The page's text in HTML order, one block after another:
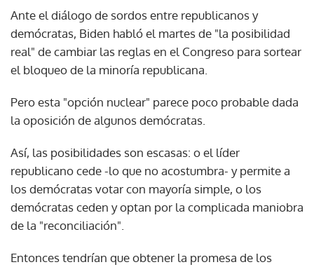
Ante el diálogo de sordos entre republicanos y
demócratas, Biden habló el martes de "la posibilidad
real" de cambiar las reglas en el Congreso para sortear
el bloqueo de la minoría republicana.
Pero esta "opción nuclear" parece poco probable dada
la oposición de algunos demócratas.
Así, las posibilidades son escasas: o el líder
republicano cede -lo que no acostumbra- y permite a
los demócratas votar con mayoría simple, o los
demócratas ceden y optan por la complicada maniobra
de la "reconciliación".
Entonces tendrían que obtener la promesa de los